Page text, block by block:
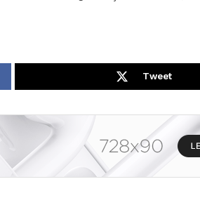
Tweet